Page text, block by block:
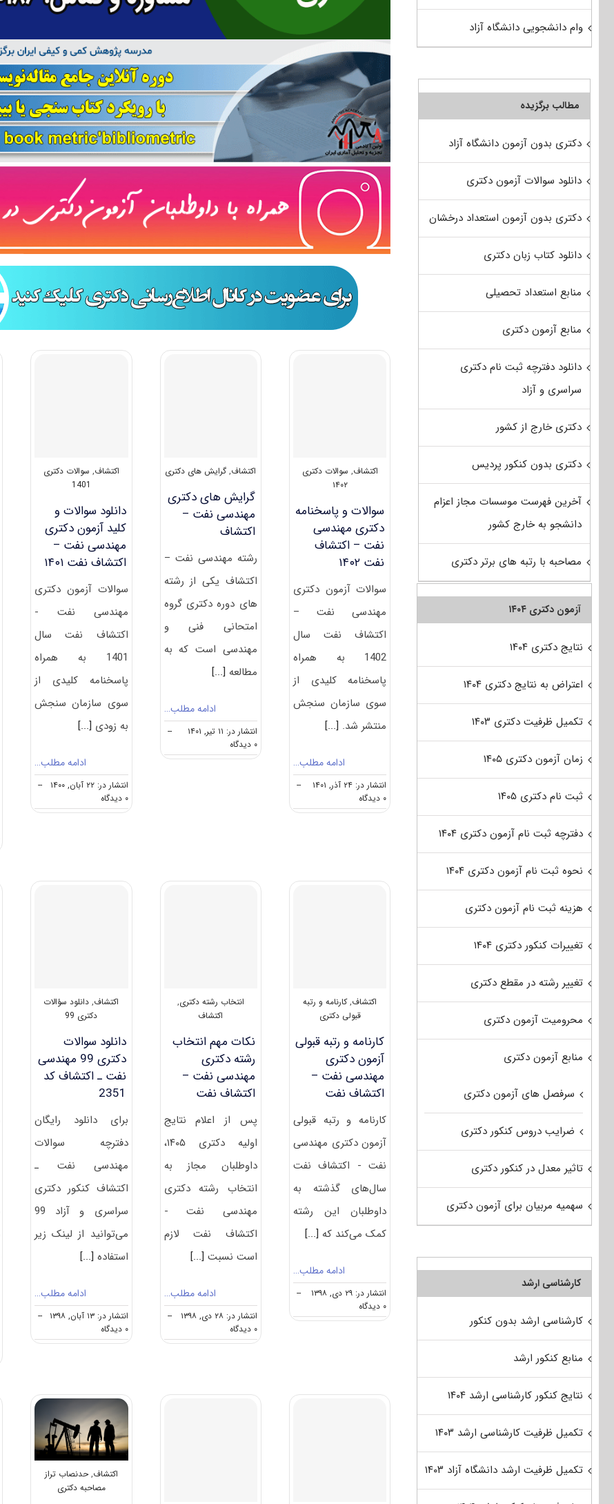
اکتشاف, سوالات دکتری
۱۴۰۲
سوالات و پاسخنامه
دکتری مهندسی
نفت – اکتشاف
نفت ۱۴۰۲
سوالات آزمون دکتری
مهندسی نفت –
اکتشاف نفت سال
1402 به همراه
پاسخنامه کلیدی از
سوی سازمان سنجش
منتشر شد. [...]
ادامه مطلب…
انتشار در: ۲۴ آذر, ۱۴۰۱
--
۰ دیدگاه
on
سوالات
اکتشاف, گرایش های دکتری
گرایش های دکتری
ﻣﻬﻨﺪسی ﻧﻔﺖ –
اﻛﺘﺸﺎف
رشته ﻣﻬﻨﺪسی ﻧﻔﺖ –
اﻛﺘﺸﺎف یکی از رشته
های دوره دکتری گروه
امتحانی فنی و
مهندسی است که به
مطالعه [...]
ادامه مطلب…
انتشار در: ۱۱ تیر, ۱۴۰۱
--
۰ دیدگاه
گرایش
اکتشاف, سوالات دکتری
1401
دانلود سوالات و
کلید آزمون دکتری
مهندسی نفت –
اکتشاف نفت ۱۴۰۱
سوالات آزمون دکتری
مهندسی نفت -
اکتشاف نفت سال
1401 به همراه
پاسخنامه کلیدی از
سوی سازمان سنجش
به زودی [...]
ادامه مطلب…
انتشار در: ۲۲ آبان, ۱۴۰۰
--
۰ دیدگاه
دانلود
اکتشاف,کارنامه و رتبه
قبولی دکتری
کارنامه و رتبه قبولی
آزمون دکتری
ﻣﻬﻨﺪسی ﻧﻔﺖ –
اﻛﺘﺸﺎف نفت
کارنامه و رتبه قبولی
آزمون دکتری ﻣﻬﻨﺪسی
ﻧﻔﺖ - اﻛﺘﺸﺎف نفت
سال‌های گذشته به
داوطلبان این رشته
کمک می‌کند که [...]
ادامه مطلب…
انتشار در: ۲۹ دی, ۱۳۹۸
--
۰ دیدگاه
on
کارنامه
ﻣﻬﻨﺪسی
انتخاب رشته دکتری,
اکتشاف
نکات مهم انتخاب
رشته دکتری
مهندسی نفت –
اکتشاف نفت
پس از اعلام نتایج
اولیه دکتری ۱۴۰۵،
داوطلبان مجاز به
انتخاب رشته دکتری
مهندسی نفت -
اکتشاف نفت لازم
است نسبت [...]
ادامه مطلب…
انتشار در: ۲۸ دی, ۱۳۹۸
--
۰ دیدگاه
نکات
دکتری
اکتشاف, دانلود سؤالات
دکتری 99
دانلود سوالات
دکتری 99 مهندسی
نفت ـ اکتشاف کد
2351
برای دانلود رایگان
دفترچه سوالات
مهندسی نفت ـ
اکتشاف کنکور دکتری
سراسری و آزاد 99
می‌توانید از لینک زیر
استفاده [...]
ادامه مطلب…
انتشار در: ۱۳ آبان, ۱۳۹۸
--
۰ دیدگاه
دانلود
مهندسی
نفت
ـ
اکتشاف
کد
۲۳۵۱
اکتشاف,حدنصاب تراز
مصاحبه دکتری
وام دانشجویی دانشگاه آزاد
مطالب برگزیده
دکتری بدون آزمون دانشگاه آزاد
دانلود سوالات آزمون دکتری
دکتری بدون آزمون استعداد درخشان
دانلود کتاب زبان دکتری
منابع استعداد تحصیلی
منابع آزمون دکتری
دانلود دفترچه ثبت نام دکتری
سراسری و آزاد
دکتری خارج از کشور
دکتری بدون کنکور پردیس
آخرین فهرست موسسات مجاز اعزام
دانشجو به خارج کشور
مصاحبه با رتبه های برتر دکتری
آزمون دکتری ۱۴۰۴
نتایج دکتری ۱۴۰۴
اعتراض به نتایج دکتری ۱۴۰۴
تکمیل ظرفیت دکتری ۱۴۰۳
زمان آزمون دکتری ۱۴۰۵
ثبت نام دکتری ۱۴۰۵
دفترچه ثبت نام آزمون دکتری ۱۴۰۴
نحوه ثبت نام آزمون دکتری ۱۴۰۴
هزینه ثبت نام آزمون دکتری
تغییرات کنکور دکتری ۱۴۰۴
تغییر رشته در مقطع دکتری
محرومیت آزمون دکتری
منابع آزمون دکتری
سرفصل های آزمون دکتری
ضرایب دروس کنکور دکتری
تاثیر معدل در کنکور دکتری
سهمیه مربیان برای آزمون دکتری
کارشناسی ارشد
کارشناسی ارشد بدون کنکور
منابع کنکور ارشد
نتایج کنکور کارشناسی ارشد ۱۴۰۴
تکمیل ظرفیت کارشناسی ارشد ۱۴۰۳
تکمیل ظرفیت ارشد دانشگاه آزاد ۱۴۰۳